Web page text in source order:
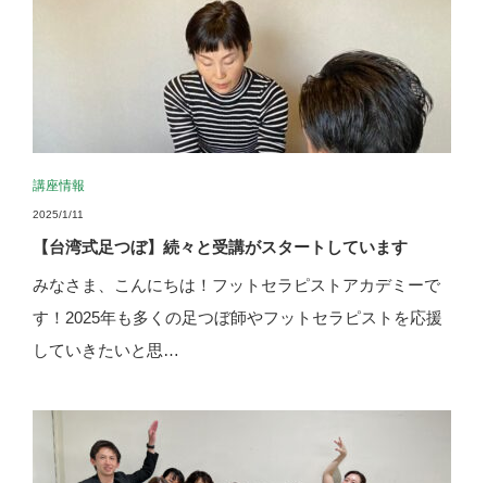
講座情報
2025/1/11
【台湾式足つぼ】続々と受講がスタートしています
みなさま、こんにちは！フットセラピストアカデミーで
す！2025年も多くの足つぼ師やフットセラピストを応援
していきたいと思…